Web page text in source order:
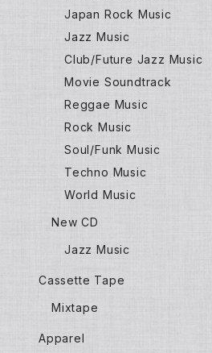
Japan Rock Music
Jazz Music
Club/Future Jazz Music
Movie Soundtrack
Reggae Music
Rock Music
Soul/Funk Music
Techno Music
World Music
New CD
Jazz Music
Cassette Tape
Mixtape
Apparel